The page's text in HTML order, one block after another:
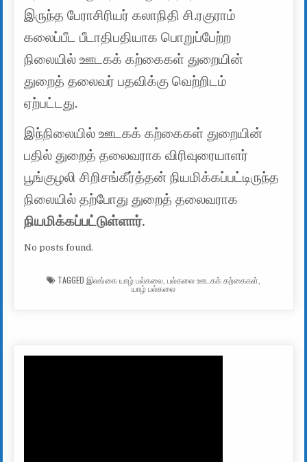
இருந்த பேராசிரியர் கலாநிதி சி.ரகுராம்
கலைப்பீட பீடாதிபதியாக பொறுப்பேற்ற
நிலையில் ஊடகக் கற்கைகள் துறையின்
துறைத் தலைவர் பதவிக்கு வெற்றிடம்
ஏற்பட்டது.
இந்நிலையில் ஊடகக் கற்கைகள் துறையின்
பதில் துறைத் தலைவராக விரிவுரையாளர்
பூங்குழலி சிறிசங்கீர்த்தன் நியமிக்கப்பட்டிருந்த
நிலையில் தற்போது துறைத் தலைவராக
நியமிக்கப்பட்டுள்ளார்.
No posts found.
TAGGED இலங்கை யாழ் பல்கலை பல்கலை ஊடகக் கற்கைகள்
யாழ் பல்கலை